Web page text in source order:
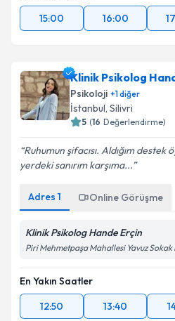
15:00
16:00
Klinik Psikolog
Psikoloji +1diğer
İstanbul, Silivri
5 (16 Değerlendirme)
Ruhumun şifacısı. Aldığım destek
yerdeki sanırım karşıma...
Adres 1 Online Görüşme
Klinik Psikolog Hande Erçin
Piri Mehmetpaşa Mahallesi Yavuz Sokak
En Yakın Saatler
12:50
13:40